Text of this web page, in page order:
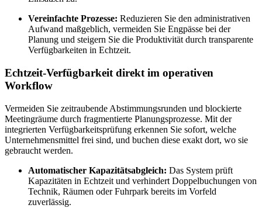
Vereinfachte Prozesse: Reduzieren Sie den administrativen
Aufwand maßgeblich, vermeiden Sie Engpässe bei der
Planung und steigern Sie die Produktivität durch transparente
Verfügbarkeiten in Echtzeit.
Echtzeit-Verfügbarkeit direkt im operativen
Workflow
Vermeiden Sie zeitraubende Abstimmungsrunden und blockierte
Meetingräume durch fragmentierte Planungsprozesse. Mit der
integrierten Verfügbarkeitsprüfung erkennen Sie sofort, welche
Unternehmensmittel frei sind, und buchen diese exakt dort, wo sie
gebraucht werden.
Automatischer Kapazitätsabgleich: Das System prüft
Kapazitäten in Echtzeit und verhindert Doppelbuchungen von
Technik, Räumen oder Fuhrpark bereits im Vorfeld
zuverlässig.